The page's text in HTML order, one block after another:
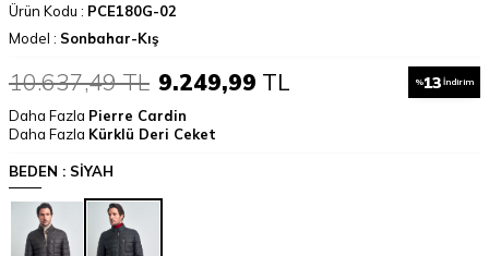
Ürün Kodu : PCE180G-02
Model : Sonbahar-Kış
10.637,49TL 9.249,99 TL %13 İndirim
Daha Fazla Pierre Cardin
Daha Fazla Kürklü Deri Ceket
BEDEN : SİYAH